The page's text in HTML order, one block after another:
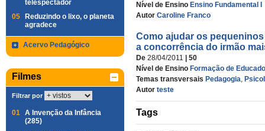
telespectador
05
Reduzindo o lixo, o planeta
agradece
Acervo Pedagógico
Filmes
Filtrar por
01 A Invenção da Infância
(285)
Nível de Ensino Ensino Fundamental I
Autor Caroline Franco
Como ajudar os
a concorrência do irmão
De 28/04/2011
| 50
Nível de Ensino Formação de
Temas transversais Pedagogia,
Autor teste
Tags